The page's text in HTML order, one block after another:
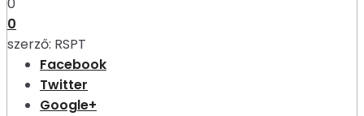
0
0
szerző: RSPT
Facebook
Twitter
Google+